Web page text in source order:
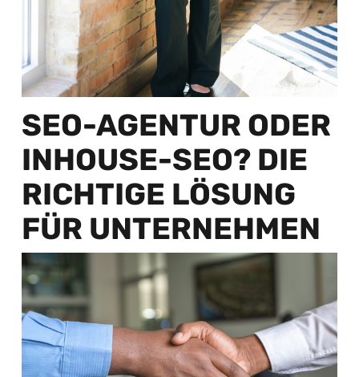
SEO-AGENTUR ODER
INHOUSE-SEO? DIE
RICHTIGE LÖSUNG
FÜR UNTERNEHMEN